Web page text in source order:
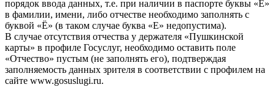
порядок ввода данных, т.е. при наличии в паспорте буквы «Ё»
в фамилии, имени, либо отчестве необходимо заполнять с
буквой «Ё» (в таком случае буква «Е» недопустима).
В случае отсутствия отчества у держателя «Пушкинской
карты» в профиле Госуслуг, необходимо оставить поле
«Отчество» пустым (не заполнять его), подтверждая
заполняемость данных зрителя в соответствии с профилем на
сайте www.gosuslugi.ru.